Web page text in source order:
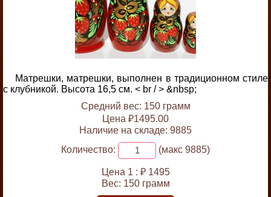
Матрешки, матрешки, выполнен в традиционном стиле
с клубникой. Высота 16,5 см. < br / > &nbsp;
Средний вес: 150 грамм
Цена ₽1495.00
Наличие на складе: 9885
Количество:
(макс 9885)
Цена 1 : ₽ 1495
Вес: 150 грамм